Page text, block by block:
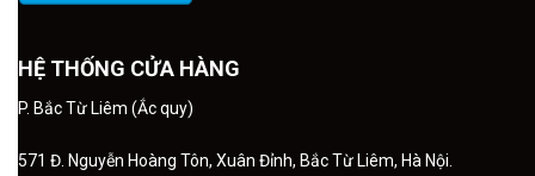
HỆ THỐNG CỬA HÀNG
P. Bắc Từ Liêm (Ắc quy)
571 Đ. Nguyễn Hoàng Tôn, Xuân Đỉnh, Bắc Từ Liêm, Hà Nội.